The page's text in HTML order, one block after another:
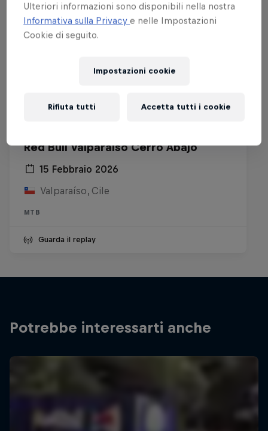
Red Bull Valparaíso Cerro Abajo
15 Febbraio 2026
Valparaíso, Cile
MTB
Guarda il replay
Potrebbe interessarti anche
Ulteriori informazioni sono disponibili nella nostra
Informativa sulla Privacye nelle Impostazioni
Cookie di seguito.
Impostazioni cookie
Rifiuta tutti Accetta tutti i cookie